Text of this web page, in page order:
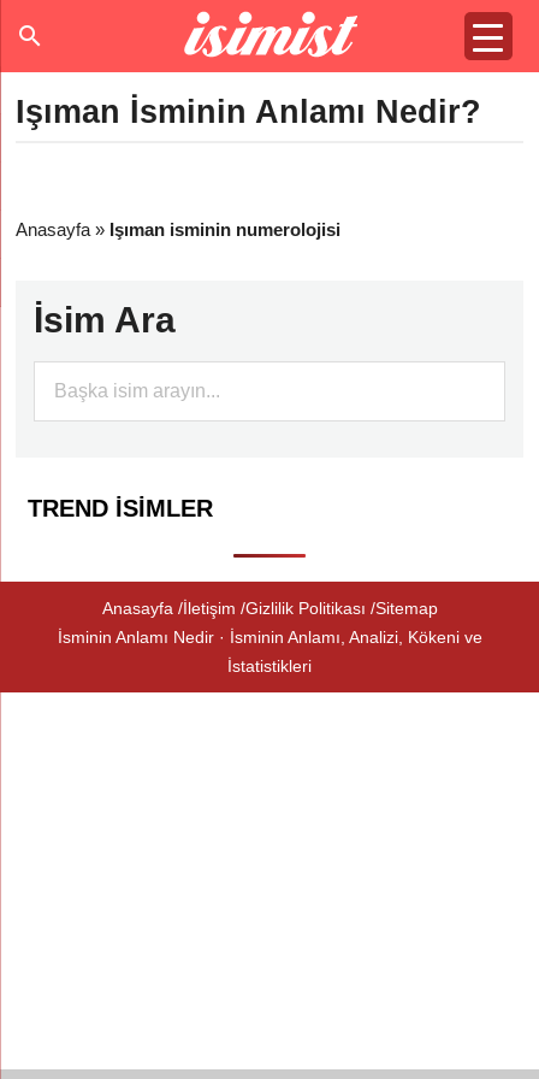
Işıman İsminin Anlamı Nedir?
Anasayfa » Işıman isminin numerolojisi
İsim Ara
TREND İSIMLER
Anasayfa İletişim Gizlilik Politikası Sitemap
İsminin Anlamı Nedir · İsminin Anlamı, Analizi, Kökeni ve
İstatistikleri